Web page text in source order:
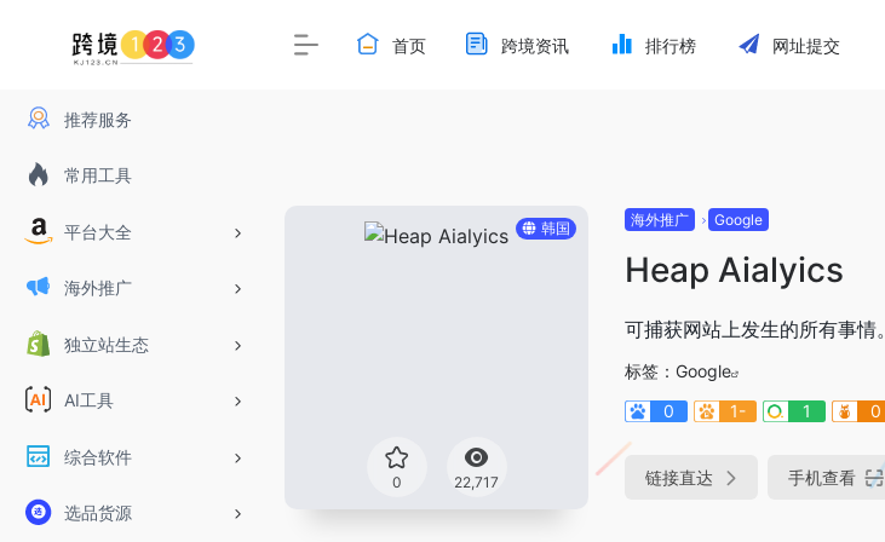
推荐服务
常用工具
平台大全
海外推广
独立站生态
AI工具
综合软件
选品货源
首页 跨境资讯 排行榜 网址提交
韩国
0 22,717
海外推广 Google
Heap Aialyics
可捕获网站上发生的所有事情。
标签： Google
0
1- 1 0
链接直达 手机查看